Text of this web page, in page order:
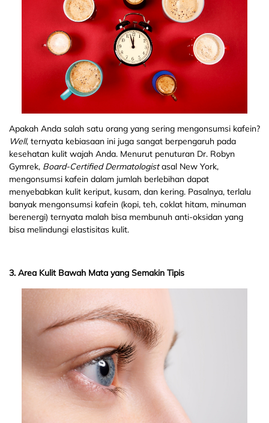
Apakah Anda salah satu orang yang sering mengonsumsi kafein?
Well, ternyata kebiasaan ini juga sangat berpengaruh pada
kesehatan kulit wajah Anda. Menurut penuturan Dr. Robyn
Gymrek, Board-Certified Dermatologistasal New York,
mengonsumsi kafein dalam jumlah berlebihan dapat
menyebabkan kulit keriput, kusam, dan kering. Pasalnya, terlalu
banyak mengonsumsi kafein (kopi, teh, coklat hitam, minuman
berenergi) ternyata malah bisa membunuh anti-oksidan yang
bisa melindungi elastisitas kulit.
3. Area Kulit Bawah Mata yang Semakin Tipis